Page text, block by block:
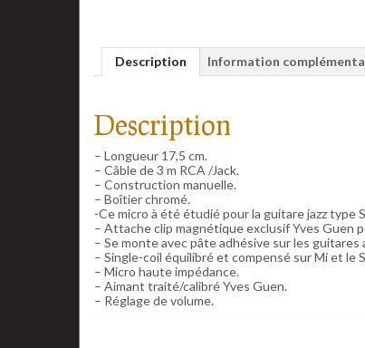
Description Information
Description
– Longueur 17,5 cm.
– Câble de 3 m RCA /Jack.
– Construction manuelle.
– Boîtier chromé.
-Ce micro à été étudié pour la guitare jazz type
– Attache clip magnétique exclusif Yves
– Se monte avec pâte adhésive sur les guitares
– Single-coil équilibré et compensé sur Mi et le
– Micro haute impédance.
– Aimant traité/calibré Yves Guen.
– Réglage de volume.